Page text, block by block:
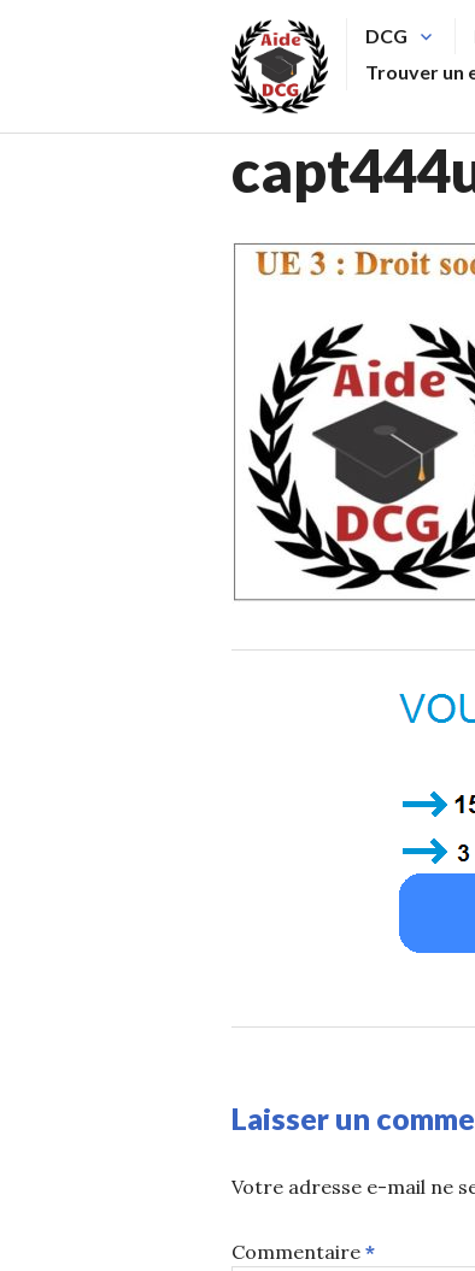
principal
DCG
Trouver un
Laisser un
Votre adresse e-mail ne
Commentaire *